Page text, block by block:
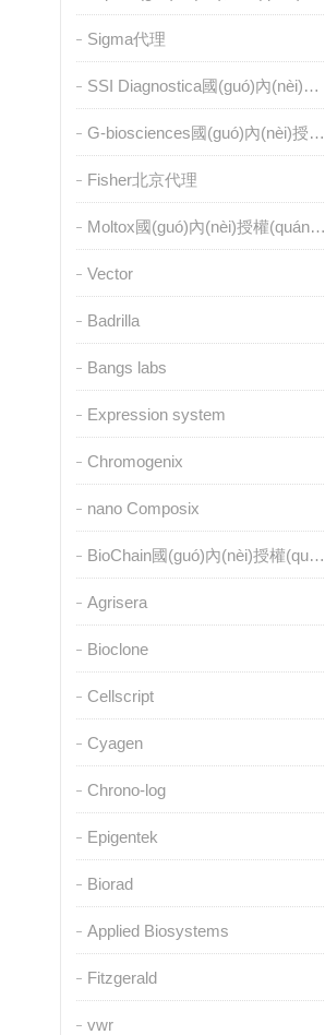
Sigma代理
SSI Diagnostica國(guó)內(nèi)授權(quán)代理
G-biosciences國(guó)內(nèi)授權(quán)代理
Fisher北京代理
Moltox國(guó)內(nèi)授權(quán)代理
Vector
Badrilla
Bangs labs
Expression system
Chromogenix
nano Composix
BioChain國(guó)內(nèi)授權(quán)代理
Agrisera
Bioclone
Cellscript
Cyagen
Chrono-log
Epigentek
Biorad
Applied Biosystems
Fitzgerald
vwr